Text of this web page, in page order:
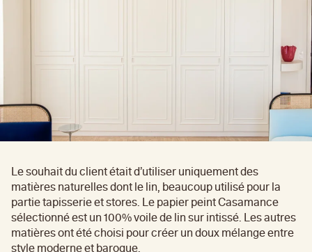
Le souhait du client était d’utiliser uniquement des
matières naturelles dont le lin, beaucoup utilisé pour la
partie tapisserie et stores. Le papier peint Casamance
sélectionné est un 100% voile de lin sur intissé. Les autres
matières ont été choisi pour créer un doux mélange entre
style moderne et baroque.